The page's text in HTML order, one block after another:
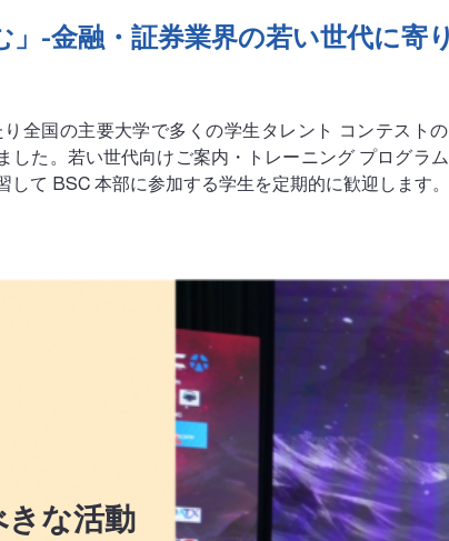
」‐金融・証券業界の若い世代に寄
全国の主要大学で多くの学生タレント コンテスト
した。若い世代向けご案内・トレーニング プログラ
して BSC 本部に参加する学生を定期的に歓迎します。
きな活動